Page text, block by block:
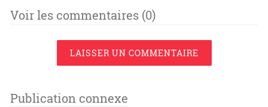
Voir les commentaires (0)
LAISSER UN COMMENTAIRE
Publication connexe